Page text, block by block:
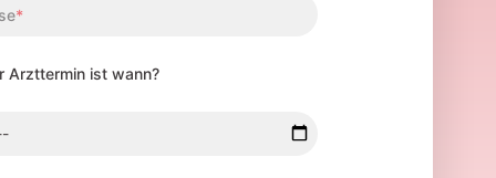
*
Arzttermin ist wann?